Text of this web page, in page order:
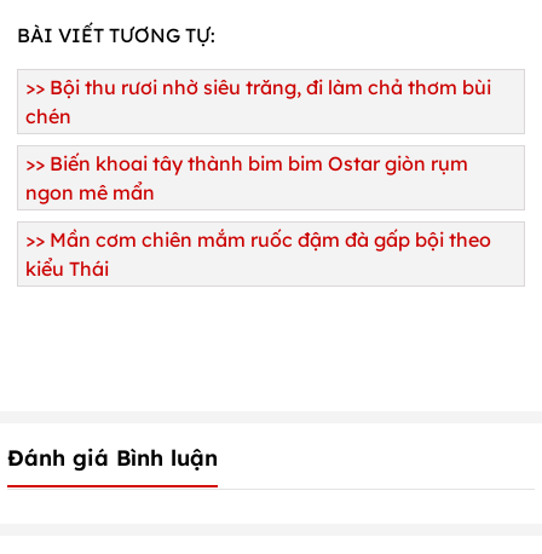
BÀI VIẾT TƯƠNG TỰ:
>> Bội thu rươi nhờ siêu trăng, đi làm chả thơm bùi
chén
>> Biến khoai tây thành bim bim Ostar giòn rụm
ngon mê mẩn
>> Mần cơm chiên mắm ruốc đậm đà gấp bội theo
kiểu Thái
Đánh giá Bình luận